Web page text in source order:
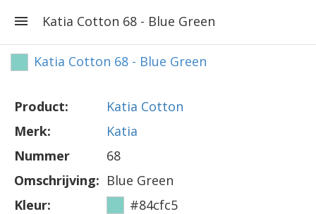
Katia Cotton 68 - Blue Green
Katia Cotton 68 - Blue Green
Product:
Katia Cotton
Merk:
Katia
Nummer
68
Omschrijving: Blue Green
Kleur:
#84cfc5